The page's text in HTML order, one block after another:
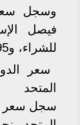
وسجل
للشراء، و30.95 جنيه للبيع.
سعر
المتحد
سجل سعر